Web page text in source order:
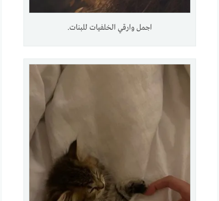
اجمل وارقي الخلفيات للبنات.